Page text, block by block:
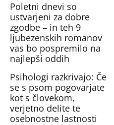
Poletni dnevi so
ustvarjeni za dobre
zgodbe – in teh 9
ljubezenskih romanov
vas bo pospremilo na
najlepši oddih
Psihologi razkrivajo: Če
se s psom pogovarjate
kot s človekom,
verjetno delite te
osebnostne lastnosti